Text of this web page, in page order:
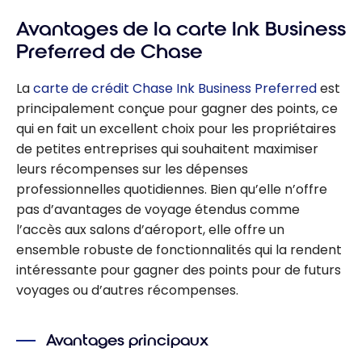
Avantages de la carte Ink Business
Preferred de Chase
Lacarte de crédit Chase Ink Business Preferredest
principalement conçue pour gagner des points, ce
qui en fait un excellent choix pour les propriétaires
de petites entreprises qui souhaitent maximiser
leurs récompenses sur les dépenses
professionnelles quotidiennes. Bien qu’elle n’offre
pas d’avantages de voyage étendus comme
l’accès aux salons d’aéroport, elle offre un
ensemble robuste de fonctionnalités qui la rendent
intéressante pour gagner des points pour de futurs
voyages ou d’autres récompenses.
Avantages principaux